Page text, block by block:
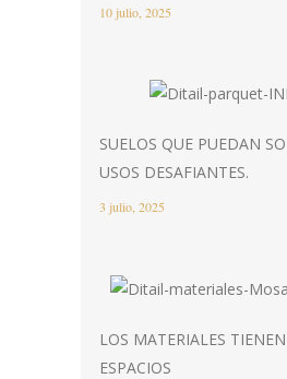
10 julio, 2025
SUELOS QUE PUEDAN
USOS DESAFIANTES.
3 julio, 2025
LOS MATERIALES
ESPACIOS